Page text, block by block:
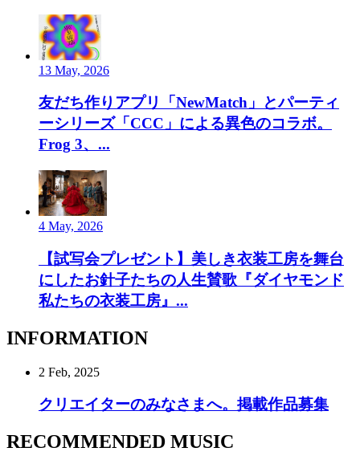
13 May, 2026
友だち作りアプリ「NewMatch」とパーティ
ーシリーズ「CCC」による異色のコラボ。
Frog 3、...
4 May, 2026
【試写会プレゼント】美しき衣装工房を舞台
にしたお針子たちの人生賛歌『ダイヤモンド
私たちの衣装工房』...
INFORMATION
2 Feb, 2025
クリエイターのみなさまへ。掲載作品募集
RECOMMENDED MUSIC